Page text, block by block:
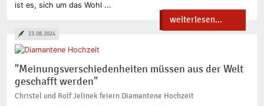
ist es, sich um das Wohl ...
weiterlesen...
"Meinungsverschiedenheiten müssen aus der Welt
geschafft werden"
Christel und Rolf Jelinek feiern Diamantene Hochzeit
23.08.2024